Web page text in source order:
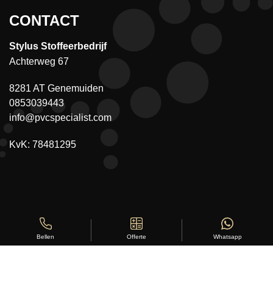
CONTACT
Stylus Stoffeerbedrijf
Achterweg 67
8281 AT Genemuiden
0853039443
info@pvcspecialist.com
KvK: 78481295
Bellen Offerte Whatsapp